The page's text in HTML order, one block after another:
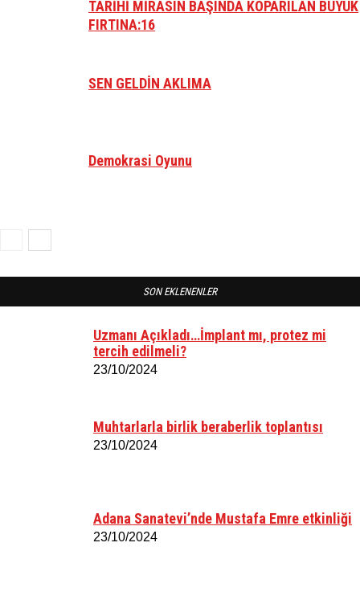
TARİHİ MİRASIN BAŞINDA KOPARILAN BÜYÜK
FIRTINA:16
SEN GELDİN AKLIMA
Demokrasi Oyunu
SON EKLENENLER
Uzmanı Açıkladı…İmplant mı, protez mi
tercih edilmeli?
23/10/2024
Muhtarlarla birlik beraberlik toplantısı
23/10/2024
Adana Sanatevi’nde Mustafa Emre etkinliği
23/10/2024